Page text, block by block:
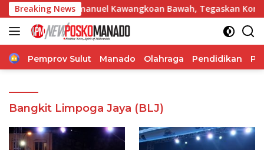
Langsung
ke
konten
Breaking News
GMIM Imanuel Kawangkoan Bawah, Tegaskan Komitmen
Home
Pemprov Sulut Manado Olahraga Pendidikan
Bangkit Limpoga Jaya (BLJ)